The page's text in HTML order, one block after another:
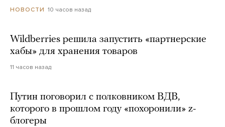
НОВОСТИ 10 часов назад
Wildberries решила запустить «партнерские
хабы» для хранения товаров
11 часов назад
Путин поговорил с полковником ВДВ,
которого в прошлом году «похоронили» z-
блогеры